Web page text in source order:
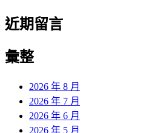
近期留言
彙整
2026 年 8 月
2026 年 7 月
2026 年 6 月
2026 年 5 月